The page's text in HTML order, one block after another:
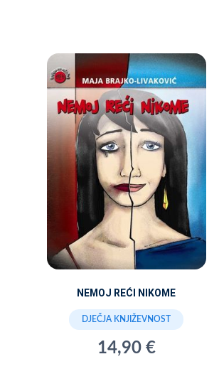
NEMOJ REĆI NIKOME
DJEČJA KNJIŽEVNOST
14,90 €